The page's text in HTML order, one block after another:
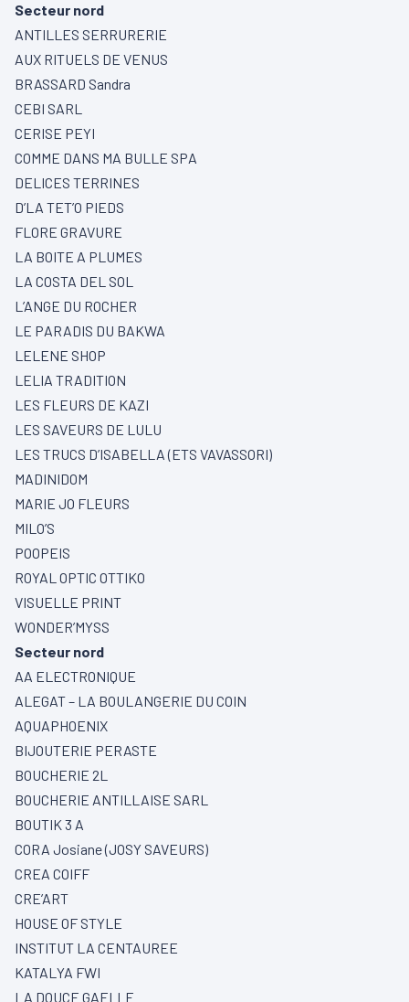
Secteur nord
ANTILLES SERRURERIE
AUX RITUELS DE VENUS
BRASSARD Sandra
CEBI SARL
CERISE PEYI
COMME DANS MA BULLE SPA
DELICES TERRINES
D’LA TET’O PIEDS
FLORE GRAVURE
LA BOITE A PLUMES
LA COSTA DEL SOL
L’ANGE DU ROCHER
LE PARADIS DU BAKWA
LELENE SHOP
LELIA TRADITION
LES FLEURS DE KAZI
LES SAVEURS DE LULU
LES TRUCS D’ISABELLA (ETS VAVASSORI)
MADINIDOM
MARIE JO FLEURS
MILO’S
POOPEIS
ROYAL OPTIC OTTIKO
VISUELLE PRINT
WONDER’MYSS
Secteur nord
AA ELECTRONIQUE
ALEGAT – LA BOULANGERIE DU COIN
AQUAPHOENIX
BIJOUTERIE PERASTE
BOUCHERIE 2L
BOUCHERIE ANTILLAISE SARL
BOUTIK 3 A
CORA Josiane (JOSY SAVEURS)
CREA COIFF
CRE’ART
HOUSE OF STYLE
INSTITUT LA CENTAUREE
KATALYA FWI
LA DOUCE GAELLE